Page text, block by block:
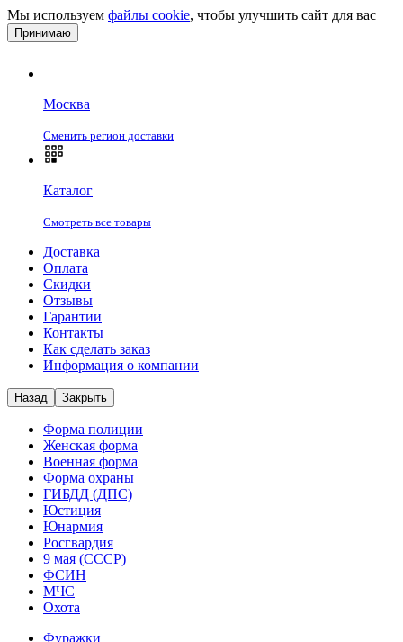
Мы используем файлы cookie, чтобы улучшить сайт для вас
Принимаю
Москва
Сменить регион доставки
Каталог
Смотреть все товары
Доставка
Оплата
Скидки
Отзывы
Гарантии
Контакты
Как сделать заказ
Информация о компании
Назад Закрыть
Форма полиции
Женская форма
Военная форма
Форма охраны
ГИБДД (ДПС)
Юстиция
Юнармия
Росгвардия
9 мая (СССР)
ФСИН
МЧС
Охота
Фуражки